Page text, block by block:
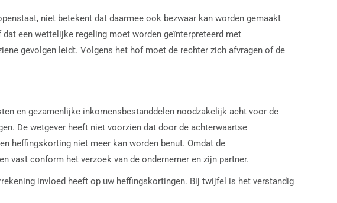
niet betekent dat daarmee ook bezwaar kan worden gemaakt
een wettelijke regeling moet worden geïnterpreteerd met
gevolgen leidt. Volgens het hof moet de rechter zich afvragen of de
en gezamenlijke inkomensbestanddelen noodzakelijk acht voor de
De wetgever heeft niet voorzien dat door de achterwaartse
heffingskorting niet meer kan worden benut. Omdat de
vast conform het verzoek van de ondernemer en zijn partner.
invloed heeft op uw heffingskortingen. Bij twijfel is het verstandig